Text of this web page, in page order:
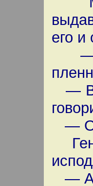
его и
—
—
—
— А